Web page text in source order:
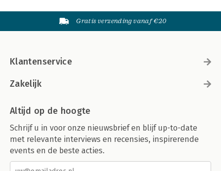
Gratis verzending vanaf €20
Klantenservice
Zakelijk
Altijd op de hoogte
Schrijf u in voor onze nieuwsbrief en blijf up-to-date
met relevante interviews en recensies, inspirerende
events en de beste acties.